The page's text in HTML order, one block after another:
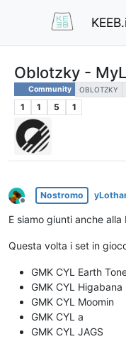
Oblotzky -
Community OBLOTZKY
1 1 5 1
Non in linea
Nostromo
E siamo giunti anche
Questa volta i set in
GMK CYL Earth
GMK CYL Higabana
GMK CYL Moomin
GMK CYL a
GMK CYL JAGS